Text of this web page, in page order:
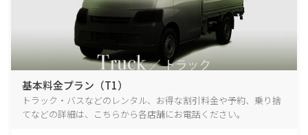
基本料金プラン（T1）
トラック・バスなどのレンタル、お得な割引料金や予約、乗り捨
てなどの詳細は、こちらから各店舗にお電話ください。